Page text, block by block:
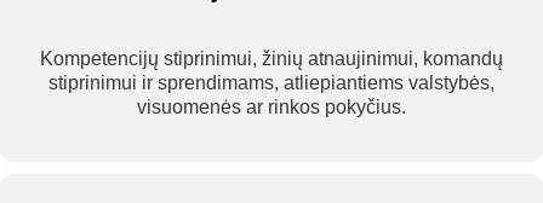
Kompetencijų stiprinimui, žinių atnaujinimui, komandų
stiprinimui ir sprendimams, atliepiantiems valstybės,
visuomenės ar rinkos pokyčius.